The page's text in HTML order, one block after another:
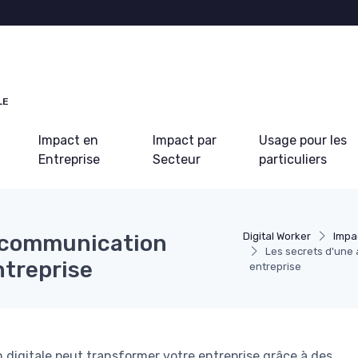
Impact en
Entreprise
Impact par
Secteur
Usage pour les
particuliers
Digital Worker
Les secrets d'une
entreprise